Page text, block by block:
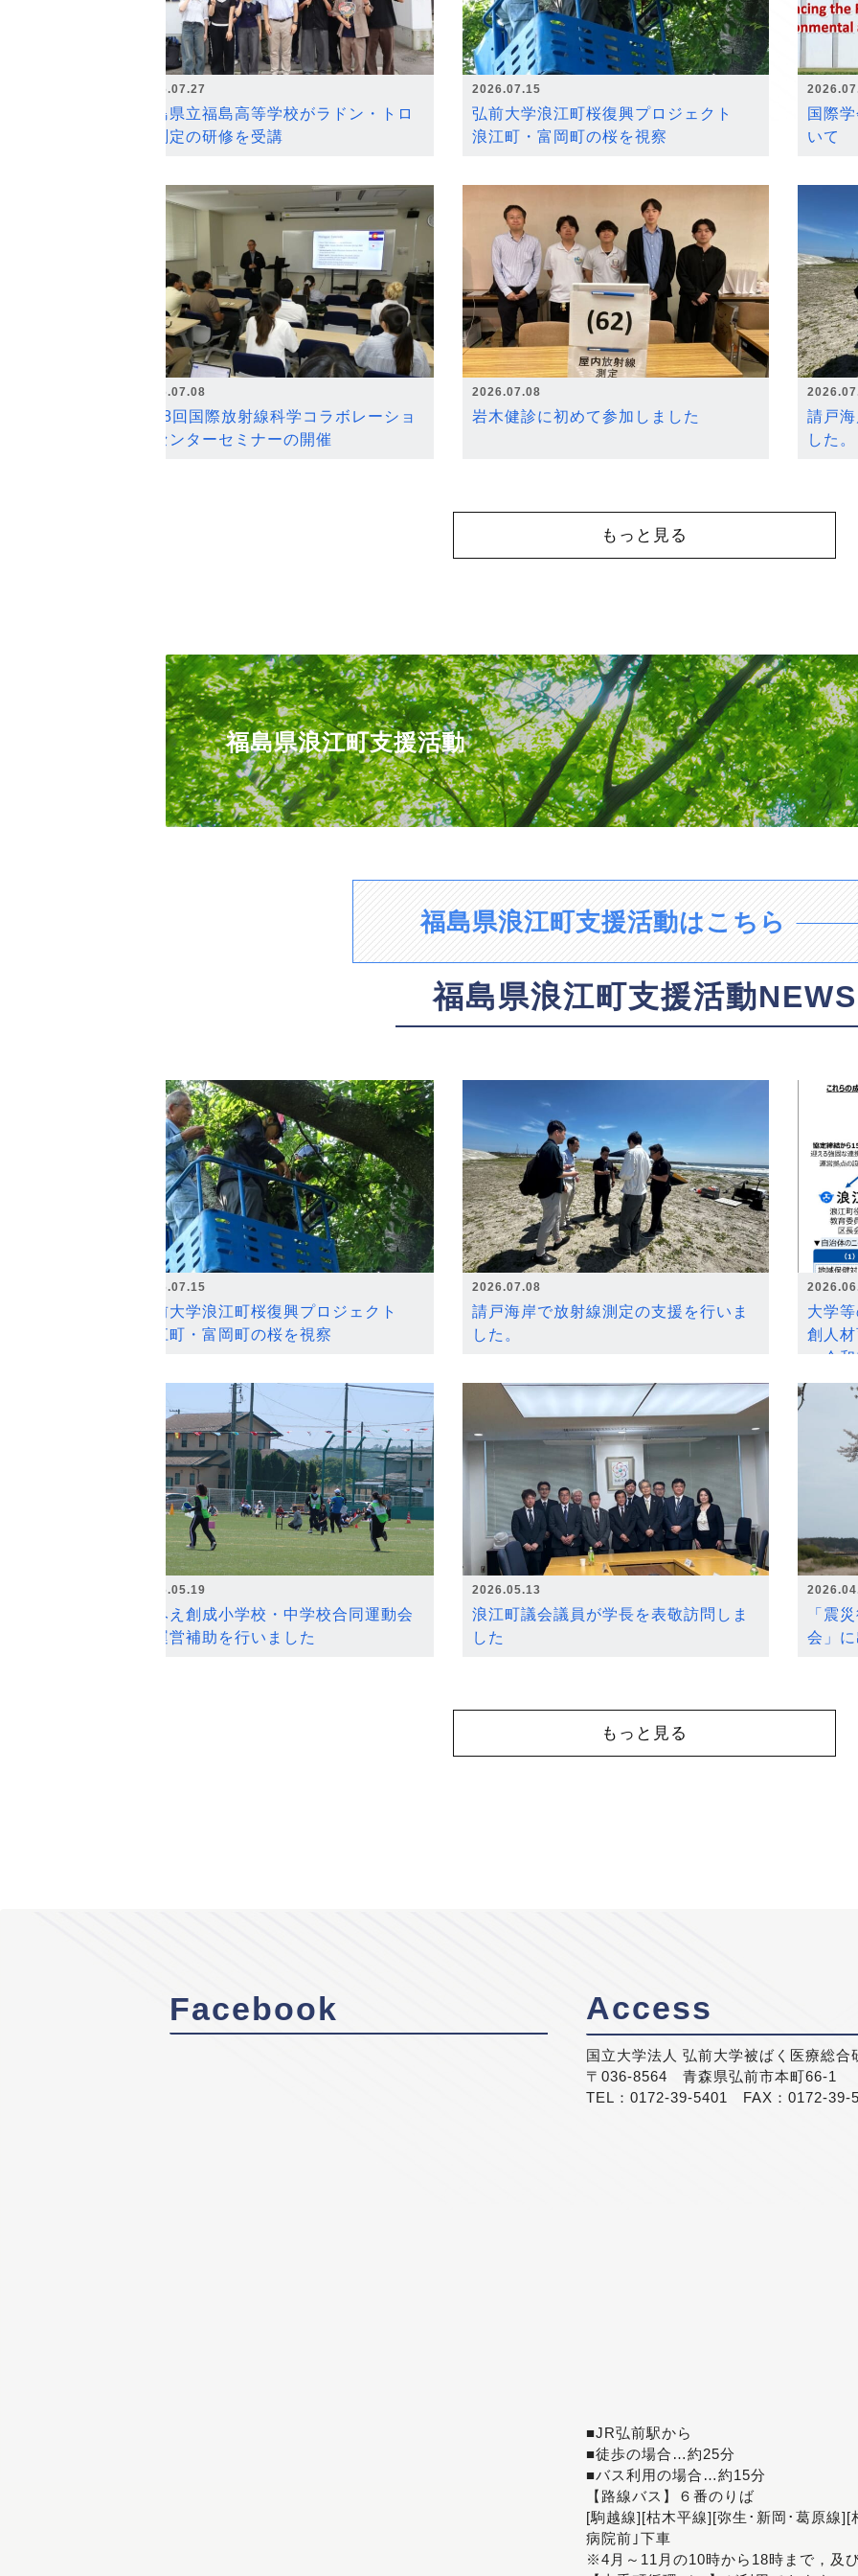
2026.07.27
福島県立福島高等学校がラドン・トロ
ン測定の研修を受講
2026.07.15
弘前大学浪江町桜復興プロジェクト
浪江町・富岡町の桜を視察
国際
いて
2026.07.08
第18回国際放射線科学コラボレーショ
ンセンターセミナーの開催
2026.07.08
岩木健診に初めて参加しました
請戸
した。
もっと見る
福島県浪江町支援活動
福島県浪江町支援活動はこちら
福島県浪江町支援活動NEWS
2026.07.15
弘前大学浪江町桜復興プロジェクト
浪江町・富岡町の桜を視察
2026.07.08
請戸海岸で放射線測定の支援を行いま
した。
大学
創人
～令
2026.05.19
なみえ創成小学校・中学校合同運動会
の運営補助を行いました
2026.05.13
浪江町議会議員が学長を表敬訪問しま
した
「震
会」
もっと見る
Facebook Access
国立大学法人 弘前大学被ばく医療総合
〒036-8564 青森県弘前市本町66-1
TEL：0172-39-5401 FAX：0172-39-
■JR弘前駅から
■徒歩の場合…約25分
■バス利用の場合…約15分
【路線バス】６番のりば
[駒越線][枯木平線][弥生･新岡･葛原線
病院前｣下車
※4月～11月の10時から18時まで，及